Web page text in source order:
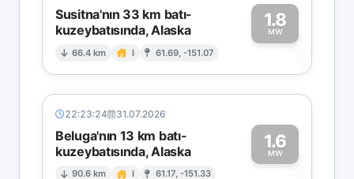
Susitna'nın 33 km batı-
kuzeybatısında, Alaska
66.4 km I 61.69, -151.07
1.8
MW1
22:23:24 31.07.2026
Beluga'nın 13 km batı-
kuzeybatısında, Alaska
90.6 km I 61.17, -151.33
1.6
MW